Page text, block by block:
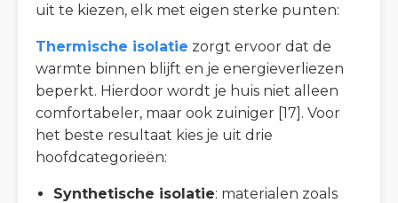
uit te kiezen, elk met eigen sterke punten:
Thermische isolatie zorgt ervoor dat de
warmte binnen blijft en je energieverliezen
beperkt. Hierdoor wordt je huis niet alleen
comfortabeler, maar ook zuiniger [17]. Voor
het beste resultaat kies je uit drie
hoofdcategorieën:
Synthetische isolatie: materialen zoals